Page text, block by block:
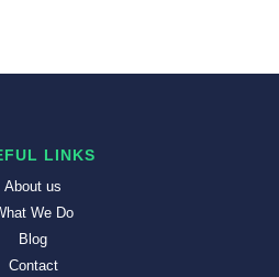
LINKS
About us
We Do
Blog
Contact